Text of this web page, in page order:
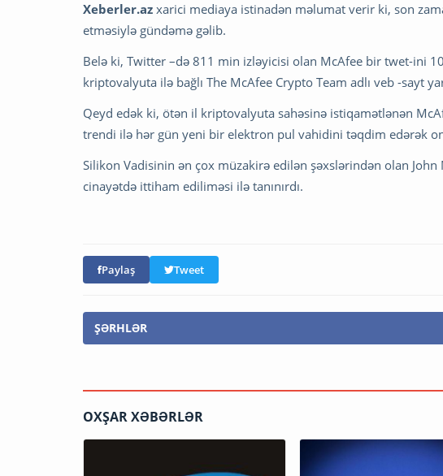
Xeberler.az xarici mediaya istinadən məlumat verir ki, son
etməsiylə gündəmə gəlib.
Belə ki, Twitter –də 811 min izləyicisi olan McAfee bir twet-ini
kriptovalyuta ilə bağlı The McAfee Crypto Team adlı veb -sayt
Qeyd edək ki, ötən il kriptovalyuta sahəsinə istiqamətlənən
trendi ilə hər gün yeni bir elektron pul vahidini təqdim edərək
Silikon Vadisinin ən çox müzakirə edilən şəxslərindən olan John
cinayətdə ittiham ediliməsi ilə tanınırdı.
Paylaş Tweet
ŞƏRHLƏR
OXŞAR XƏBƏRLƏR